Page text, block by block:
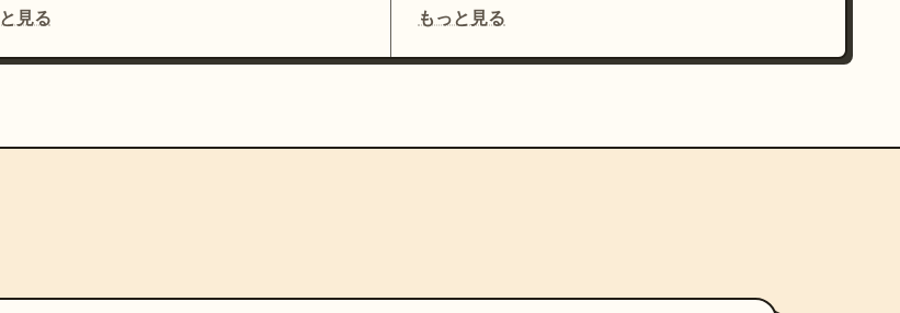
、エレキギターのリフ、ビートに合わせた
見る
もっと見る